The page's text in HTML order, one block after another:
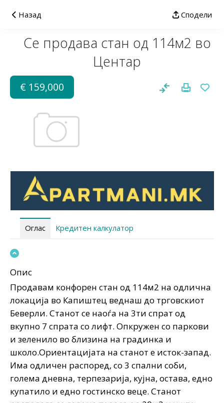
Назад Сподели
Се продава стан од 114м2 во
Центар
€ 159,000
Оглас Кредитен калкулатор
Опис
Продавам конфорен стан од 114м2 на одлична
локација во Капиштец веднаш до трговскиот
Беверли. Станот се наоѓа на 3ти спрат од
вкупно 7 спрата со лифт. Опкружен со паркови
и зеленило во близина на градинка и
школо.Ориентацијата на станот е исток-запад.
Има одличен распоред, со 3 спални соби,
голема дневна, терпезарија, кујна, остава, едно
купатило и едно гостинско веце. Станот